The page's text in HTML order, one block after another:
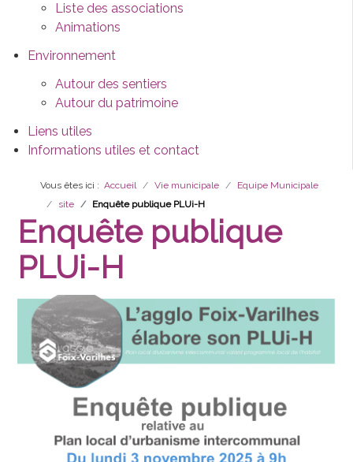
Liste des associations
Animations
Environnement
Autour des sentiers
Autour du patrimoine
Liens utiles
Informations utiles et contact
Vous êtes ici : Accueil Vie municipale
Equipe Municipale
site
Enquête publique PLUi-H
Enquête publique
PLUi-H